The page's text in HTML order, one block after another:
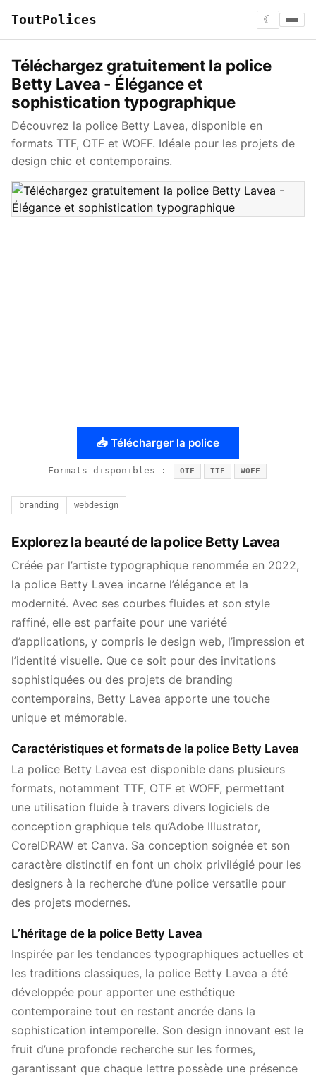
ToutPolices ☾
Téléchargez gratuitement la police
Betty Lavea - Élégance et
sophistication typographique
Découvrez la police Betty Lavea, disponible en
formats TTF, OTF et WOFF. Idéale pour les projets de
design chic et contemporains.
📥 Télécharger la police
Formats disponibles : OTF TTF WOFF
branding webdesign
Explorez la beauté de la police Betty Lavea
Créée par l’artiste typographique renommée en 2022,
la police Betty Lavea incarne l’élégance et la
modernité. Avec ses courbes fluides et son style
raffiné, elle est parfaite pour une variété
d’applications, y compris le design web, l’impression et
l’identité visuelle. Que ce soit pour des invitations
sophistiquées ou des projets de branding
contemporains, Betty Lavea apporte une touche
unique et mémorable.
Caractéristiques et formats de la police Betty Lavea
La police Betty Lavea est disponible dans plusieurs
formats, notamment TTF, OTF et WOFF, permettant
une utilisation fluide à travers divers logiciels de
conception graphique tels qu’Adobe Illustrator,
CorelDRAW et Canva. Sa conception soignée et son
caractère distinctif en font un choix privilégié pour les
designers à la recherche d’une police versatile pour
des projets modernes.
L’héritage de la police Betty Lavea
Inspirée par les tendances typographiques actuelles et
les traditions classiques, la police Betty Lavea a été
développée pour apporter une esthétique
contemporaine tout en restant ancrée dans la
sophistication intemporelle. Son design innovant est le
fruit d’une profonde recherche sur les formes,
garantissant que chaque lettre possède une présence